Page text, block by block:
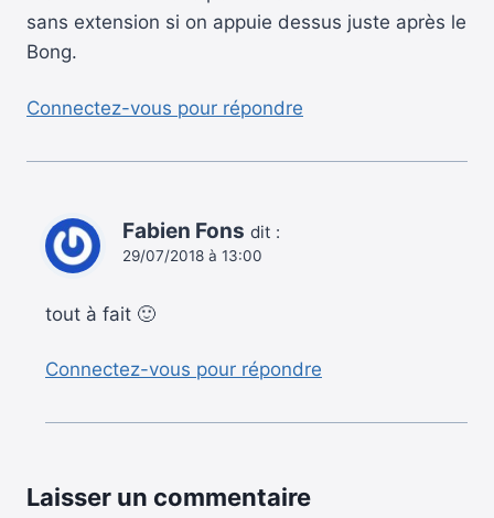
sans extension si on appuie dessus juste après le
Bong.
Connectez-vous pour répondre
Fabien Fons dit :
29/07/2018 à 13:00
tout à fait 🙂
Connectez-vous pour répondre
Laisser un commentaire